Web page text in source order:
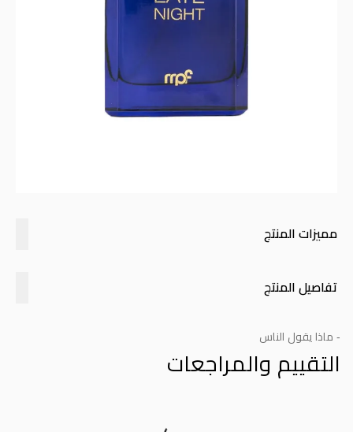
مميزات المنتج
تفاصيل المنتج
- ماذا يقول الناس
التقييم والمراجعات